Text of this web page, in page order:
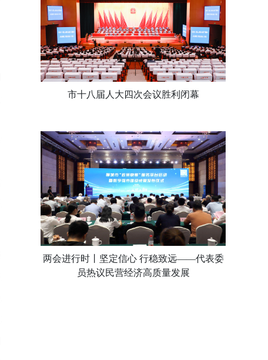
市十八届人大四次会议胜利闭幕
两会进行时丨坚定信心 行稳致远——代表委
员热议民营经济高质量发展